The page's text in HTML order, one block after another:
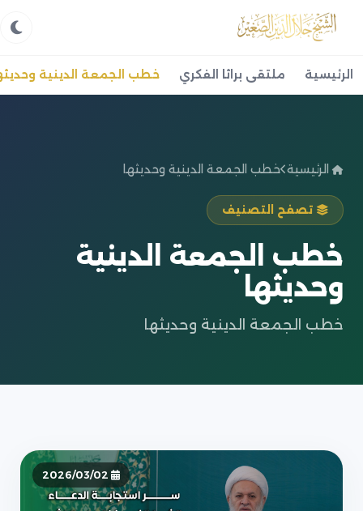
الرئيسية ملتقى براثا الفكري خطب الجمعة الدينية
الرئيسية خطب الجمعة الدينية وحديثها
تصفح التصنيف
خطب الجمعة الدينية
وحديثها
خطب الجمعة الدينية وحديثها